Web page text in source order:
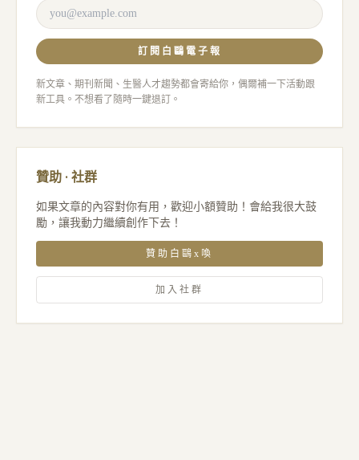
訂閱白鷗電子報
新文章、期刊新聞、生醫人才趨勢都會寄給你，偶爾補一下活動跟
新工具。不想看了隨時一鍵退訂。
贊助 · 社群
如果文章的內容對你有用，歡迎小額贊助！會給我很大鼓
勵，讓我動力繼續創作下去！
贊助白鷗x喚
加入社群